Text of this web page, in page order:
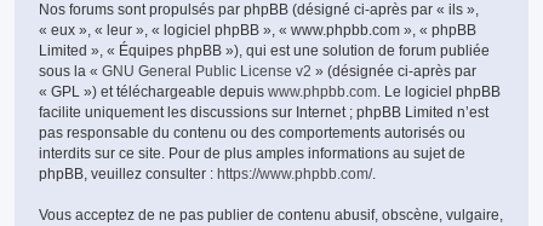
Nos forums sont propulsés par phpBB (désigné ci-après par « ils »,
« eux », « leur », « logiciel phpBB », « www.phpbb.com », « phpBB
Limited », « Équipes phpBB »), qui est une solution de forum publiée
sous la « GNU General Public License v2 » (désignée ci-après par
« GPL ») et téléchargeable depuis www.phpbb.com. Le logiciel phpBB
facilite uniquement les discussions sur Internet ; phpBB Limited n’est
pas responsable du contenu ou des comportements autorisés ou
interdits sur ce site. Pour de plus amples informations au sujet de
phpBB, veuillez consulter : https://www.phpbb.com/.
Vous acceptez de ne pas publier de contenu abusif, obscène, vulgaire,